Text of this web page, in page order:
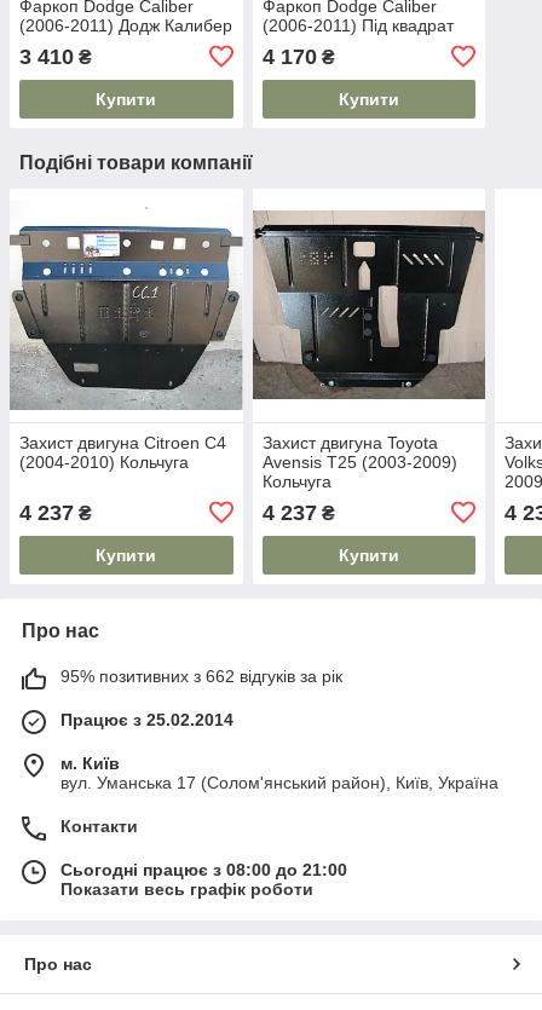
Фаркоп Dodge Caliber
(2006-2011) Додж Калибер
3 410 ₴
Купити
Фаркоп Dodge Caliber
(2006-2011) Під квадрат
4 170₴
Купити
Подібні товари компанії
Захист двигуна Citroen С4
(2004-2010) Кольчуга
4 237 ₴
Купити
Захист двигуна Toyota
Avensis T25 (2003-2009)
Кольчуга
4 237₴
Купити
4
Про нас
95% позитивних з 662 відгуків за рік
Працює з 25.02.2014
м. Київ
вул. Уманська 17 (Солом'янський район), Київ, Україна
Контакти
Сьогодні працює з 08:00 до 21:00
Показати весь графік роботи
Про нас